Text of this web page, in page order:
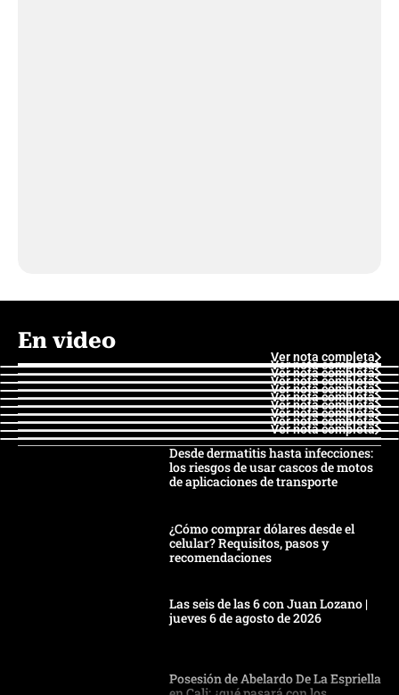
En video
Ver nota completa
Ver nota completa
Ver nota completa
Ver nota completa
Ver nota completa
Ver nota completa
Ver nota completa
Ver nota completa
Ver nota completa
Ver nota completa
Desde dermatitis hasta infecciones:
los riesgos de usar cascos de motos
de aplicaciones de transporte
¿Cómo comprar dólares desde el
celular? Requisitos, pasos y
recomendaciones
Las seis de las 6 con Juan Lozano |
jueves 6 de agosto de 2026
Posesión de Abelardo De La Espriella